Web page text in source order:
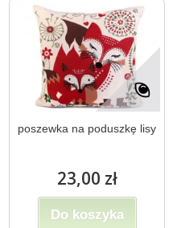
poszewka na poduszkę lisy
23,00 zł
Do koszyka